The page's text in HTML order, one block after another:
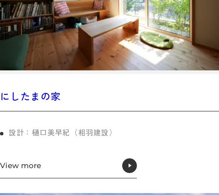
にしたまの家
設計：樋口美早紀（相羽建設）
View more